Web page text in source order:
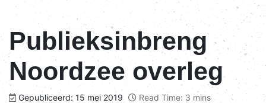
Publieksinbreng
Noordzee overleg
Gepubliceerd: 15 mei 2019 Read Time: 3 mins